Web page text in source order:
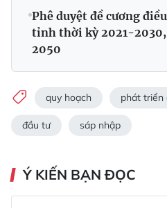
Phê duyệt đề cương
tỉnh thời kỳ 2021-
2050
quy hoạch phát triển
đầu tư sáp nhập
Ý KIẾN BẠN ĐỌC